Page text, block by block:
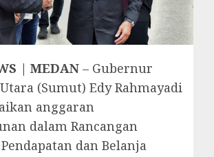
| MEDAN – Gubernur
(Sumut) Edy Rahmayadi
anggaran
dalam Rancangan
dan Belanja